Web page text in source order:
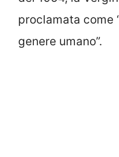
proclamata come
genere umano”.